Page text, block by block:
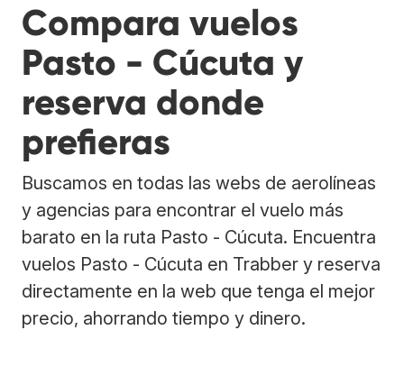
Compara vuelos
Pasto - Cúcuta y
reserva donde
prefieras
Buscamos en todas las webs de aerolíneas
y agencias para encontrar el vuelo más
barato en la ruta Pasto - Cúcuta. Encuentra
vuelos Pasto - Cúcuta en Trabber y reserva
directamente en la web que tenga el mejor
precio, ahorrando tiempo y dinero.